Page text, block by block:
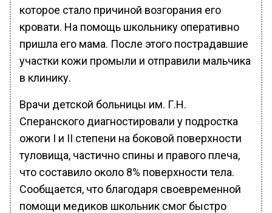
которое стало причиной возгорания его
кровати. На помощь школьнику оперативно
пришла его мама. После этого пострадавшие
участки кожи промыли и отправили мальчика
в клинику.
Врачи детской больницы им. Г.Н.
Сперанского диагностировали у подростка
ожоги I и II степени на боковой поверхности
туловища, частично спины и правого плеча,
что составило около 8% поверхности тела.
Сообщается, что благодаря своевременной
помощи медиков школьник смог быстро